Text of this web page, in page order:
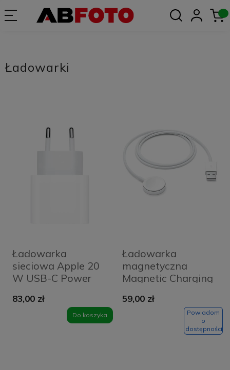
Ładowarki
Ładowarka
sieciowa Apple 20
W USB-C Power
Charge
83,00 zł
Do koszyka
Ładowarka
magnetyczna
Magnetic Charging
Apple Watch 1 m
59,00 zł
Powiadom
o
dostępności